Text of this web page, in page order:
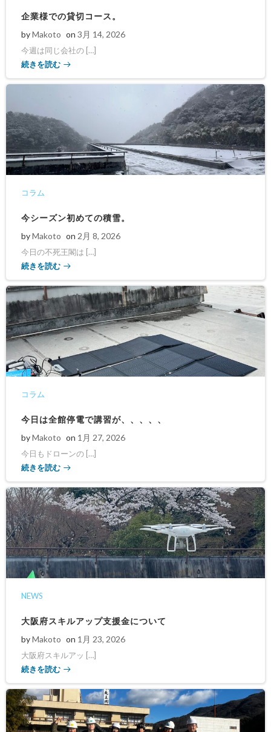
企業様での貸切コース。
byMakoto on 3月 14, 2026
今週は同じ会社の […]
続きを読む
コラム
今シーズン初めての積雪。
byMakoto on 2月 8, 2026
今日の不死王閣は […]
続きを読む
コラム
今日は全館停電で講習が、、、、、
byMakoto on 1月 27, 2026
今日もドローンの […]
続きを読む
NEWS
大阪府スキルアップ支援金について
byMakoto on 1月 23, 2026
大阪府スキルアッ […]
続きを読む